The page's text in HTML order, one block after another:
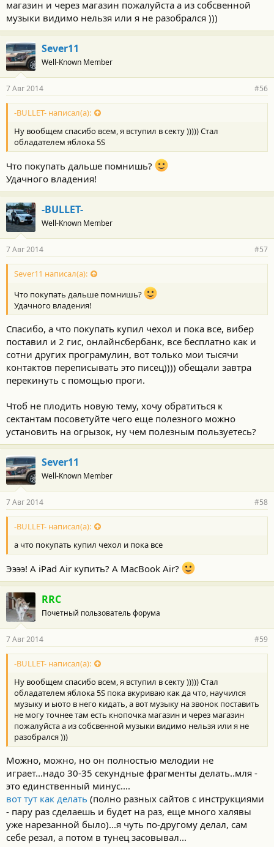
магазин и через магазин пожалуйста а из собсвенной
музыки видимо нельзя или я не разобрался )))
Sever11
Well-Known Member
7 Авг 2014 #56
-BULLET- написал(а):
Ну вообщем спасибо всем, я вступил в секту ))))) Стал
обладателем яблока 5S
Что покупать дальше помнишь?
Удачного владения!
-BULLET-
Well-Known Member
7 Авг 2014 #57
Sever11 написал(а):
Что покупать дальше помнишь?
Удачного владения!
Спасибо, а что покупать купил чехол и пока все, вибер
поставил и 2 гис, онлайнсбербанк, все бесплатно как и
сотни других програмулин, вот только мои тысячи
контактов переписывать это писец)))) обещали завтра
перекинуть с помощью проги.
Чтоб не плодить новую тему, хочу обратиться к
сектантам посоветуйте чего еще полезного можно
установить на огрызок, ну чем полезным пользуетесь?
Sever11
Well-Known Member
7 Авг 2014 #58
-BULLET- написал(а):
а что покупать купил чехол и пока все
Ээээ! А iPad Air купить? А MacBook Air?
RRC
Почетный пользователь форума
7 Авг 2014 #59
-BULLET- написал(а):
Ну вообщем спасибо всем, я вступил в секту ))))) Стал
обладателем яблока 5S пока вкуриваю как да что, научился
музыку и ыото в него кидать, а вот музыку на звонок поставить
не могу точнее там есть кнопочка магазин и через магазин
пожалуйста а из собсвенной музыки видимо нельзя или я не
разобрался )))
Можно, можно, но он полностью мелодии не
играет...надо 30-35 секундные фрагменты делать..мля -
это единственный минус....
вот тут как делать (полно разных сайтов с инструкциями
- пару раз сделаешь и будет на раз, еще много халявы
уже нарезанной было)...я чуть по-другому делал, сам
себе резал, а потом в тунец засовывал...